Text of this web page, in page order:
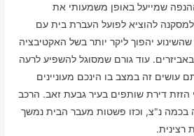
שמייעל באופן משמעותי את
להוציא לפועל העברת בית עם
יהפוך ליקר יותר בשל האקטיבציה
עוד גורם שמסוגל להשפיע לרעה
עושים זה במצב בו הינכם מעוניינים
הזזת דירת שותפים בעיר גבעת זאב. הרכב
בכמה נ"צ, וכזו פשטות מעבר הבית נמשך
רצינית.